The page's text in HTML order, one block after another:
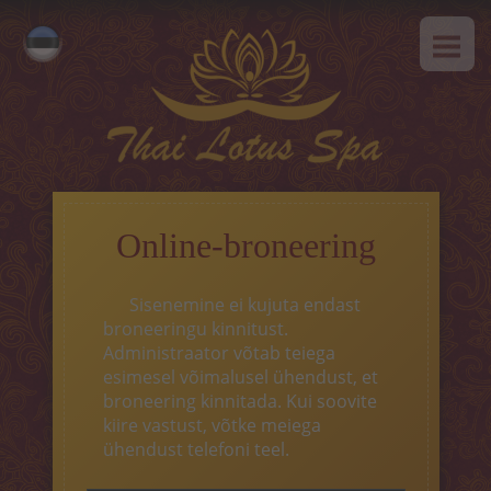
Русский
MEIST
Tai massaaz
Klassikaline massaaz
SPAa-programmid
Tai-programmid
Näohooldus
Online-broneering
Sisenemine ei kujuta endast
broneeringu kinnitust.
Administraator võtab teiega
esimesel võimalusel ühendust, et
broneering kinnitada. Kui soovite
kiire vastust, võtke meiega
ühendust telefoni teel.